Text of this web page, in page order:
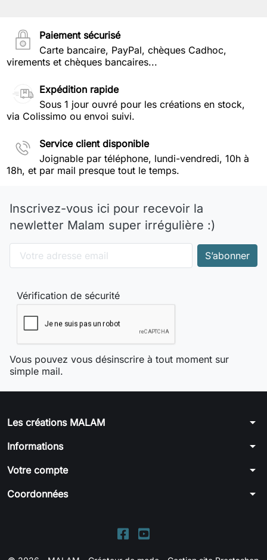
Paiement sécurisé
Carte bancaire, PayPal, chèques Cadhoc,
virements et chèques bancaires...
Expédition rapide
Sous 1 jour ouvré pour les créations en stock,
via Colissimo ou envoi suivi.
Service client disponible
Joignable par téléphone, lundi-vendredi, 10h à
18h, et par mail presque tout le temps.
Inscrivez-vous ici pour recevoir la
newletter Malam super irrégulière :)
Vérification de sécurité
Vous pouvez vous désinscrire à tout moment sur
simple mail.
Les créations MALAM arrow_drop_down
Informations arrow_drop_down
Votre compte arrow_drop_down
Coordonnées arrow_drop_down